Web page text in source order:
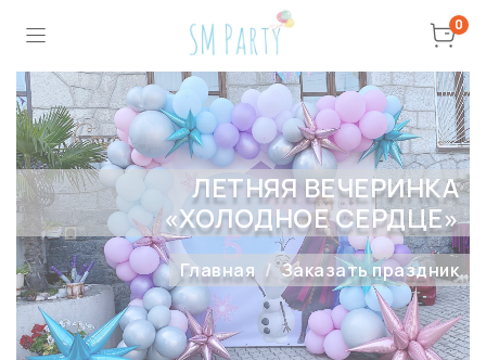
0
ЛЕТНЯЯ ВЕЧЕРИНКА
«ХОЛОДНОЕ СЕРДЦЕ»
Главная Заказать праздник